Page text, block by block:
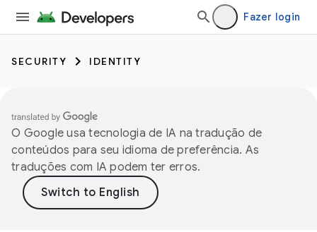
Fazer login
SECURITY IDENTITY
O Google usa tecnologia de IA na tradução de
conteúdos para seu idioma de preferência. As
traduções com IA podem ter erros.